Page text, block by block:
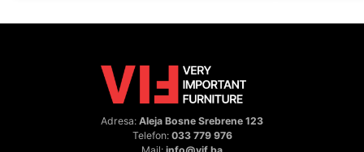
Adresa: Aleja Bosne Srebrene 123
Telefon: 033 779 976